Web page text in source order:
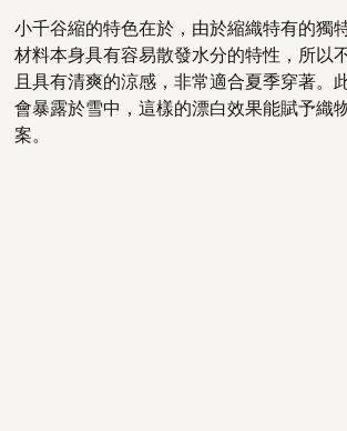
小千谷縮的特色在於，由於縮織特有的獨
材料本身具有容易散發水分的特性，所以
且具有清爽的涼感，非常適合夏季穿著。
會暴露於雪中，這樣的漂白效果能賦予織
案。